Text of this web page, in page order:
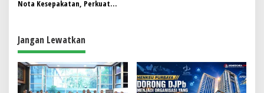
Nota Kesepakatan, Perkuat
Jangan Lewatkan